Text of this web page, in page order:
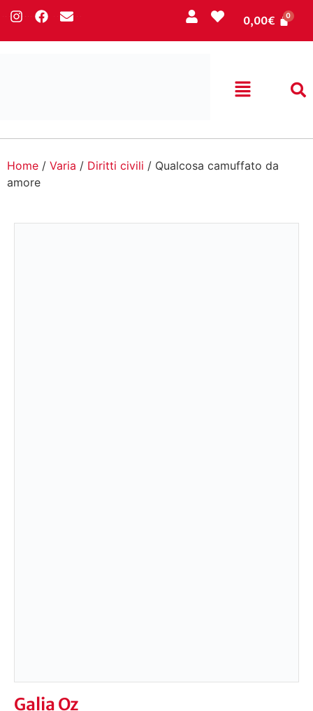
0,00€
Home / Varia / Diritti civili / Qualcosa camuffato da
amore
Galia Oz